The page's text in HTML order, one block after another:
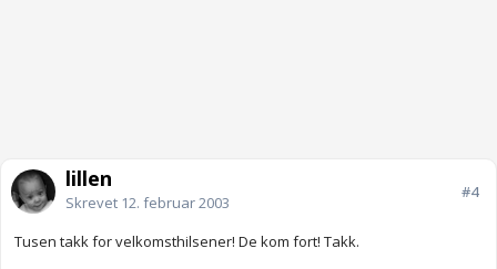
lillen
Skrevet 12. februar 2003
#4
Tusen takk for velkomsthilsener! De kom fort! Takk.